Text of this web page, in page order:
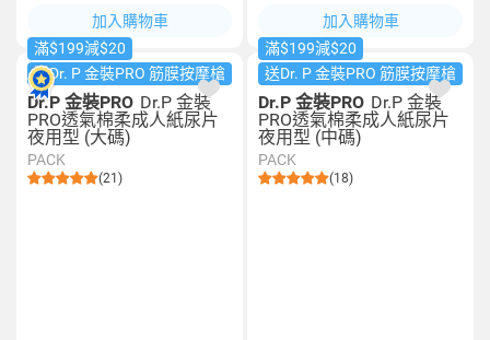
加入購物車
加入購物車
滿$199減$20
送Dr. P 金裝PRO 筋膜按摩槍
Dr.P 金裝PRO Dr.P 金裝
PRO透氣棉柔成人紙尿片
夜用型 (大碼)
PACK
(21)
滿$199減$20
送Dr. P 金裝PRO 筋膜按摩槍
Dr.P 金裝PRO Dr.P 金裝
PRO透氣棉柔成人紙尿片
夜用型 (中碼)
PACK
(18)